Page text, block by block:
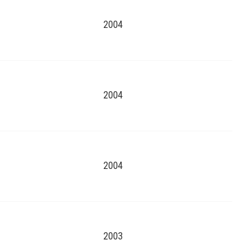
2004
2004
2004
2003